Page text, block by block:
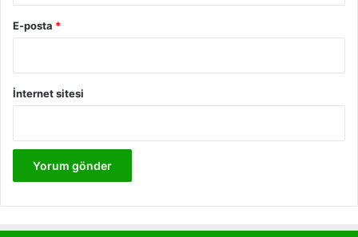
E-posta *
İnternet sitesi